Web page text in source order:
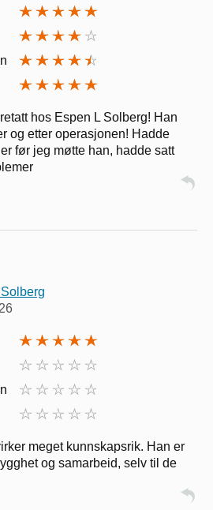
hos Espen L Solberg! Han
og etter operasjonen! Hadde
før jeg møtte han, hadde satt
meget kunnskapsrik. Han er
og samarbeid, selv til de